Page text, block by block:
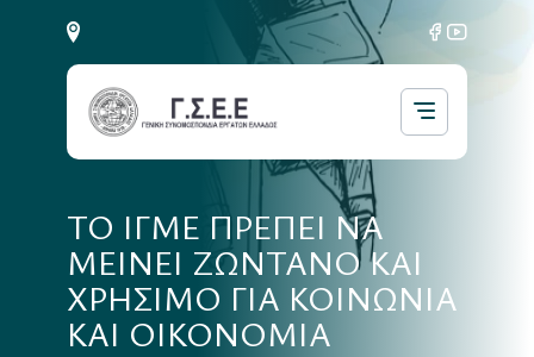
ΤΟ ΙΓΜΕ ΠΡΕΠΕΙ ΝΑ
ΜΕΙΝΕΙ ΖΩΝΤΑΝΟ ΚΑΙ
ΧΡΗΣΙΜΟ ΓΙΑ ΚΟΙΝΩΝΙΑ
ΚΑΙ ΟΙΚΟΝΟΜΙΑ